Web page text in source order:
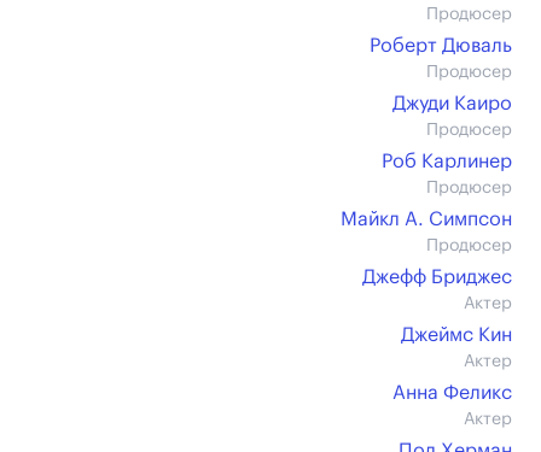
Продюсер
Роберт Дюваль
Продюсер
Джуди Каиро
Продюсер
Роб Карлинер
Продюсер
Майкл А. Симпсон
Продюсер
Джефф Бриджес
Актер
Джеймс Кин
Актер
Анна Феликс
Актер